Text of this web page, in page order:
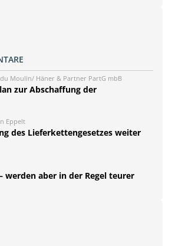
Moulin/ Häner & Partner PartG mbB
zur Abschaffung der
Eppelt
des Lieferkettengesetzes weiter
werden aber in der Regel teurer